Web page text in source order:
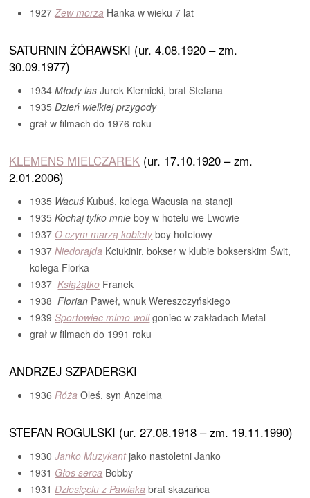
1927Zew morza Hanka w wieku 7 lat
SATURNIN ŻÓRAWSKI (ur. 4.08.1920 – zm.
30.09.1977)
1934Młody lasJurek Kiernicki, brat Stefana
1935Dzień wielkiej przygody
grał w filmach do 1976 roku
KLEMENS MIELCZAREK (ur. 17.10.1920 – zm.
2.01.2006)
1935 Wacuś Kubuś, kolega Wacusia na stancji
1935Kochaj tylko mnie boy w hotelu we Lwowie
1937 O czym marzą kobietyboy hotelowy
1937Niedorajda Kciukinir, bokser w klubie bokserskim Świt,
kolega Florka
1937Książątko Franek
1938Florian Paweł, wnuk Wereszczyńskiego
1939Sportowiec mimo woligoniec w zakładach Metal
grał w filmach do 1991 roku
ANDRZEJ SZPADERSKI
1936Róża Oleś, syn Anzelma
STEFAN ROGULSKI (ur. 27.08.1918 – zm. 19.11.1990)
1930Janko Muzykantjako nastoletni Janko
1931 Głos serca Bobby
1931Dziesięciu z Pawiaka brat skazańca